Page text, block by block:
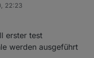
Rechner
22:23
erster test
werden ausgeführt